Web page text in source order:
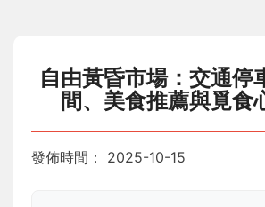
自由黃昏市場：交通停
間、美食推薦與覓食
發佈時間： 2025-10-15